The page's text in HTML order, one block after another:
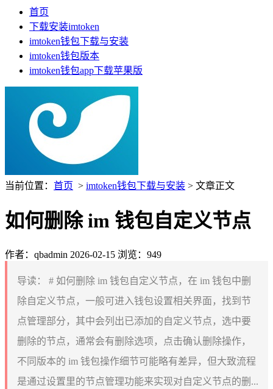
首页
下载安装imtoken
imtoken钱包下载与安装
imtoken钱包版本
imtoken钱包app下载苹果版
当前位置： 首页 > imtoken钱包下载与安装 > 文章正文
如何删除 im 钱包自定义节点
作者：qbadmin 2026-02-15 浏览：949
导读：
# 如何删除 im 钱包自定义节点，在 im 钱包中删
除自定义节点，一般可进入钱包设置相关界面，找到节
点管理部分，其中会列出已添加的自定义节点，选中要
删除的节点，通常会有删除选项，点击确认删除操作，
不同版本的 im 钱包操作细节可能略有差异，但大致流程
是通过设置里的节点管理功能来实现对自定义节点的删...